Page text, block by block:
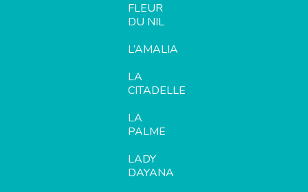
FLEUR
DU NIL
L’AMALIA
LA
CITADELLE
LA
PALME
LADY
DAYANA